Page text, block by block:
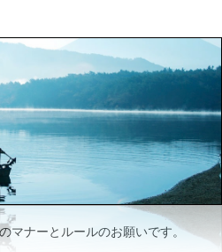
マナーとルールのお願いです。